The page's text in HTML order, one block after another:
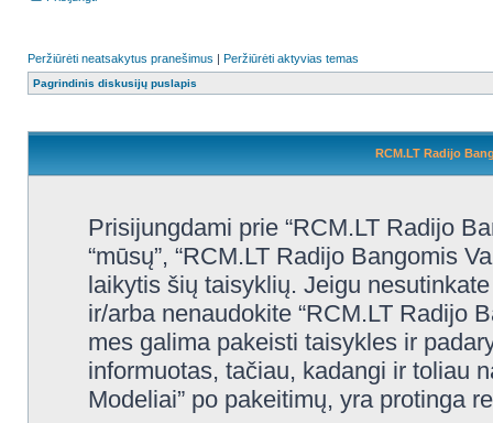
Peržiūrėti neatsakytus pranešimus | Peržiūrėti aktyvias temas
Pagrindinis diskusijų puslapis
RCM.LT Radijo
Prisijungdami prie “RCM.LT Radijo
“mūsų”, “RCM.LT Radijo Bangomis
laikytis šių taisyklių. Jeigu
ir/arba nenaudokite “RCM.LT Radijo
mes galima pakeisti taisykles ir
informuotas, tačiau, kadangi ir toliau
Modeliai” po pakeitimų, yra protinga